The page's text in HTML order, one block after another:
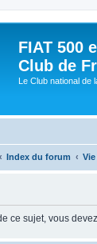
FIAT 500
Club de
Le Club national de
Index du forum
ce sujet, vous